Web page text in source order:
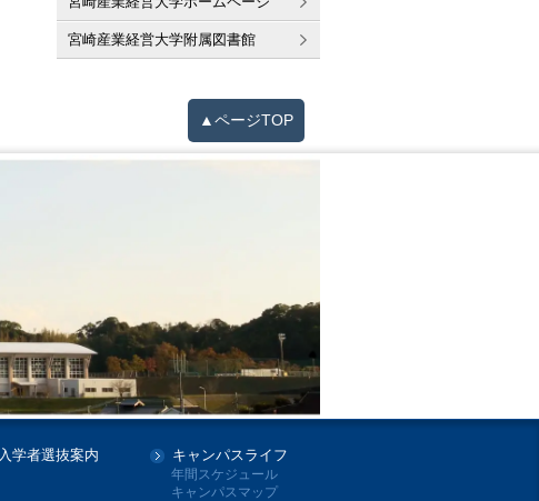
宮崎産業経営大学附属図書館
▲ページTOP
入学者選抜案内 キャンパスライフ
年間スケジュール
キャンパスマップ